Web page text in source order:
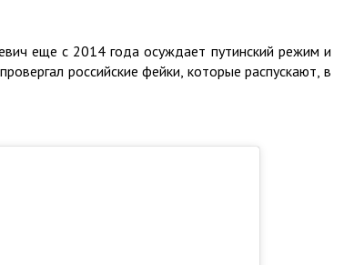
еще с 2014 года осуждает путинский режим и
российские фейки, которые распускают, в